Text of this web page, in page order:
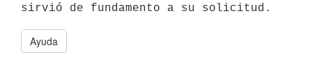
Ayuda